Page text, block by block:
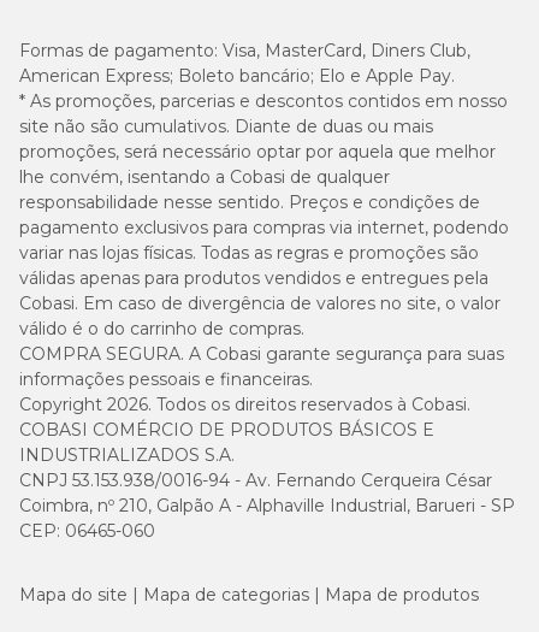
bifinhos macios, geralmente em sabores como frango,
peixe, carne ou atum.
A preferência pode variar de acordo com o animal, por isso
vale testar diferentes texturas e sabores até encontrar a
opção que o gato mais gosta.
Como conservar petiscos para gatos?
Para manter a qualidade dos petiscos, alguns cuidados
simples fazem diferença:
guardar o produto em local seco e fresco;
manter a embalagem bem fechada após o uso;
respeitar o prazo de validade indicado pelo fabricante;
evitar exposição ao calor ou à umidade.
Essas medidas ajudam a preservar o aroma, a textura e a
segurança do alimento até o momento do consumo.
Formas de pagamento: Visa, MasterCard, Diners Club,
American Express; Boleto bancário; Elo e Apple Pay.
* As promoções, parcerias e descontos contidos em nosso
site não são cumulativos. Diante de duas ou mais
promoções, será necessário optar por aquela que melhor
lhe convém, isentando a Cobasi de qualquer
responsabilidade nesse sentido. Preços e condições de
pagamento exclusivos para compras via internet, podendo
variar nas lojas físicas. Todas as regras e promoções são
válidas apenas para produtos vendidos e entregues pela
Cobasi. Em caso de divergência de valores no site, o valor
válido é o do carrinho de compras.
COMPRA SEGURA. A Cobasi garante segurança para suas
informações pessoais e financeiras.
Copyright 2026. Todos os direitos reservados à Cobasi.
COBASI COMÉRCIO DE PRODUTOS BÁSICOS E
INDUSTRIALIZADOS S.A.
CNPJ 53.153.938/0016-94 - Av. Fernando Cerqueira César
Coimbra, nº 210, Galpão A - Alphaville Industrial, Barueri - SP
CEP: 06465-060
Mapa do site Mapa de categorias Mapa de produtos